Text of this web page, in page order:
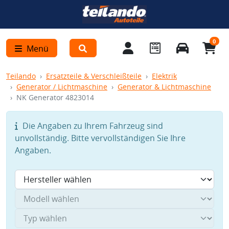
Menü
0
Teilando Ersatzteile & Verschleißteile
Elektrik
Generator / Lichtmaschine
Generator & Lichtmaschine
NK Generator 4823014
Die Angaben zu Ihrem Fahrzeug sind
unvollständig. Bitte vervollständigen Sie Ihre
Angaben.